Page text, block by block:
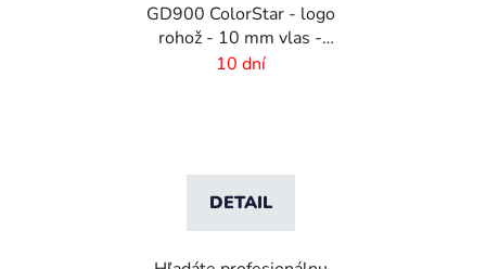
GD900 ColorStar - logo
rohož - 10 mm vlas -
rozmer na mieru
10 dní
DETAIL